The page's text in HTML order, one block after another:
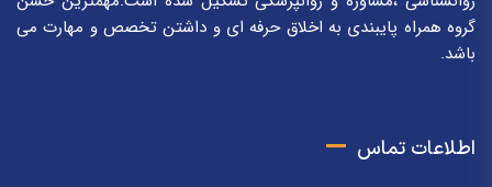
گروه همراه پایبندی به اخلاق حرفه ای و داشتن تخصص و مهارت می
باشد.
اطلاعات تماس